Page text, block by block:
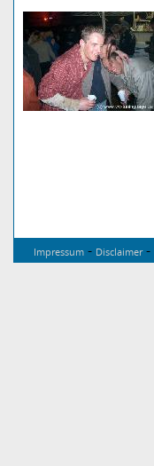
Impressum - Disclaimer-